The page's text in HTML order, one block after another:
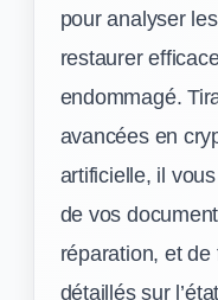
pour analyser
restaurer
endommagé.
avancées en
artificielle, il
de vos
réparation, et
détaillés sur